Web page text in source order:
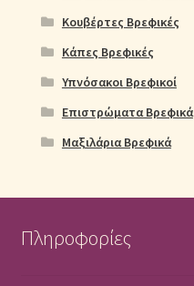
Κουβέρτες Βρεφικές
Κάπες Βρεφικές
Υπνόσακοι Βρεφικοί
Επιστρώματα Βρεφικά
Μαξιλάρια Βρεφικά
Πληροφορίες